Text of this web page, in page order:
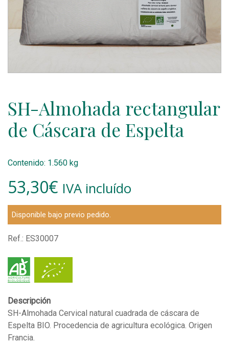
SH-Almohada rectangular
de Cáscara de Espelta
Contenido: 1.560 kg
53,30€ IVA incluído
Disponible bajo previo pedido.
Ref.: ES30007
Descripción
SH-Almohada Cervical natural cuadrada de cáscara de
Espelta BIO. Procedencia de agricultura ecológica. Origen
Francia.